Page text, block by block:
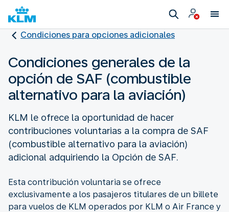
Condiciones para opciones adicionales
Condiciones generales de la
opción de SAF (combustible
alternativo para la aviación)
KLM le ofrece la oportunidad de hacer
contribuciones voluntarias a la compra de SAF
(combustible alternativo para la aviación)
adicional adquiriendo la Opción de SAF.
Esta contribución voluntaria se ofrece
exclusivamente a los pasajeros titulares de un billete
para vuelos de KLM operados por KLM o Air France y